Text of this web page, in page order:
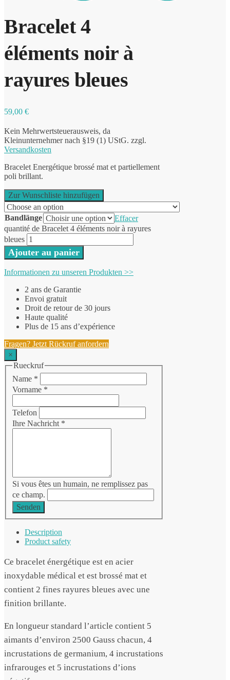
0
Bracelet 4
éléments noir à
rayures bleues
59,00 €
Kein Mehrwertsteuerausweis, da
Kleinunternehmer nach §19 (1) UStG. zzgl.
Versandkosten
Bracelet Energétique brossé mat et partiellement
poli brillant.
Zur Wunschliste hinzufügen
Bandlänge
Effacer
quantité de Bracelet 4 éléments noir à rayures
bleues
Ajouter au panier
Informationen zu unseren Produkten >>
2 ans de Garantie
Envoi gratuit
Droit de retour de 30 jours
Haute qualité
Plus de 15 ans d’expérience
Fragen? Jetzt Rückruf anfordern
×
Rueckruf
Name *
Vorname *
Telefon
Ihre Nachricht *
Si vous êtes un humain, ne remplissez pas
ce champ.
Senden
Description
Product safety
Ce bracelet énergétique est en acier
inoxydable médical et est brossé mat et
contient 2 fines rayures bleues avec une
finition brillante.
En longueur standard l’article contient 5
aimants d’environ 2500 Gauss chacun, 4
incrustations de germanium, 4 incrustations
infrarouges et 5 incrustations d’ions